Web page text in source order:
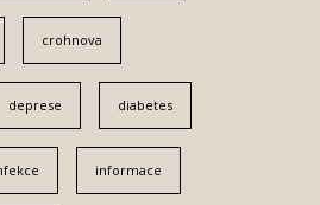
crohnova
deprese diabetes
informace